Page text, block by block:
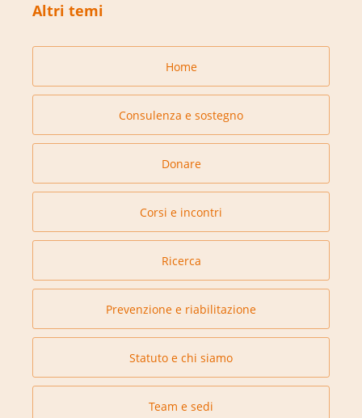
Altri temi
Home
Consulenza e sostegno
Donare
Corsi e incontri
Ricerca
Prevenzione e riabilitazione
Statuto e chi siamo
Team e sedi